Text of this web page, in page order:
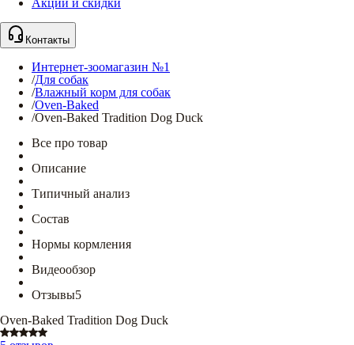
Акции и скидки
Контакты
Интернет-зоомагазин №1
/Для собак
/Влажный корм для собак
/Oven-Baked
/Oven-Baked Tradition Dog Duck
Все про товар
Описание
Типичный анализ
Состав
Нормы кормления
Видеообзор
Отзывы5
Oven-Baked Tradition Dog Duck